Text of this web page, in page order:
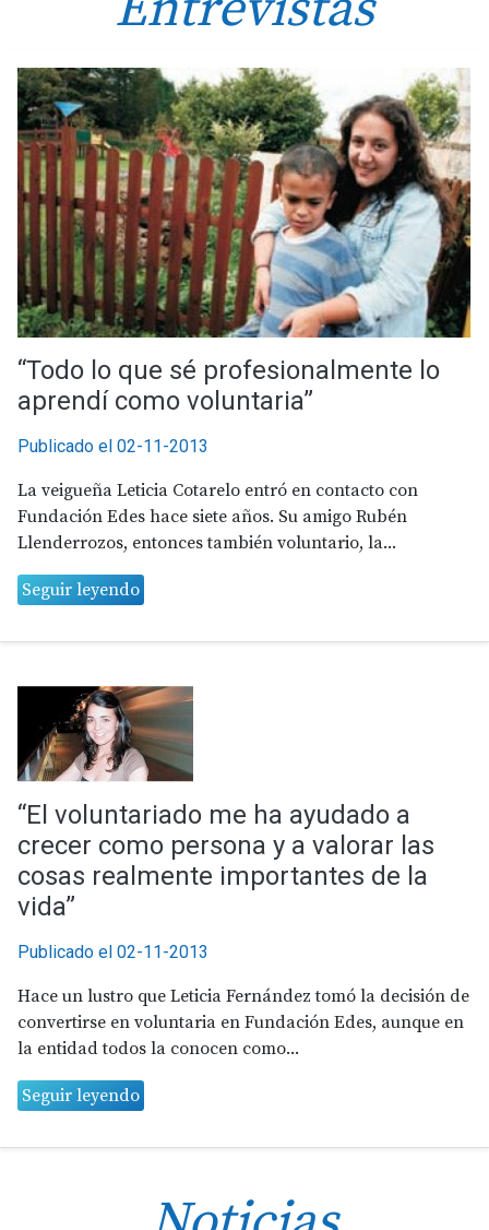
“Todo lo que sé profesionalmente lo
aprendí como voluntaria”
Publicado el 02-11-2013
La veigueña Leticia Cotarelo entró en contacto con
Fundación Edes hace siete años. Su amigo Rubén
Llenderrozos, entonces también voluntario, la...
Seguir leyendo
“El voluntariado me ha ayudado a
crecer como persona y a valorar las
cosas realmente importantes de la
vida”
Publicado el 02-11-2013
Hace un lustro que Leticia Fernández tomó la decisión de
convertirse en voluntaria en Fundación Edes, aunque en
la entidad todos la conocen como...
Seguir leyendo